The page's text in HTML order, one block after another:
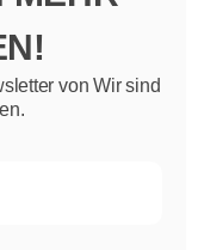
von Wir sind